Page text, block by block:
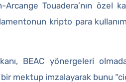
Arcange Touadera’nın özel
kripto para
BEAC yönergeleri
mektup imzalayarak bunu